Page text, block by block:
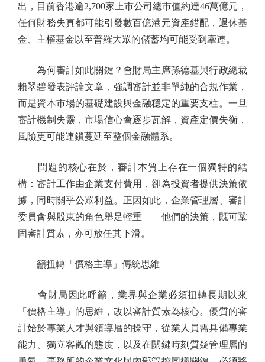
出，目前香港逾2,700家上市公司總市值約達46萬億元，
任何財務失真都可能引發數百億港元資產錯配，退休基
金、主權基金以至普羅大眾的儲蓄均可能受到牽連。
為何審計如此關鍵？會財局主席孫德基與行政總裁
賴翠碧發表評論文章，強調審計並非單純的合規作業，
而是資本市場的基礎建設與金融穩定的重要支柱。一旦
審計機制失靈，市場信心會逐步瓦解，資產定價失衡，
風險更可能連鎖蔓延至整個金融體系。
問題的核心在於，審計本質上存在一個獨特的結
構：審計工作由企業支付費用，卻為投資者提供決策依
據，同時關乎公眾利益。正因如此，企業管理層、審計
委員會與股東的角色舉足輕重——他們的決策，既可鞏
固審計質素，亦可放任其下滑。
籲扭轉「價格主導」傳統思維
會財局因此呼籲，業界與企業必須扭轉長期以來
「價格主導」的思維，改以審計質素為核心。優質的審
計始於專業人才與領導層的操守，從業人員需具備專業
能力、獨立客觀的態度，以及在關鍵時刻質疑管理層的